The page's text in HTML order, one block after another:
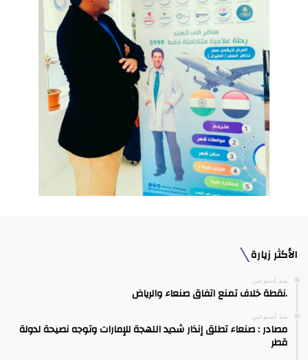
الأكثر زيارة
منذ أسبوعين
.نقطة خلاف تمنع اتفاق صنعاء والرياض
منذ أسبوعين
مصادر : صنعاء تطلق إنذار شديد اللهجة للإمارات وتوجه نصيحة لدولة
قطر